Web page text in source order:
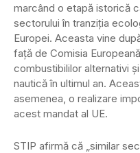
marcând o etapă istorică
sectorului în tranziția
Europei. Aceasta vine
față de Comisia
combustibililor alternativi
nautică în ultimul an.
asemenea, o realizare
acest mandat al UE.
STIP afirmă că „similar